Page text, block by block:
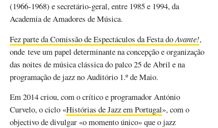
(1966-1968) e secretário-geral, entre 1985 e 1994, da
Academia de Amadores de Música.
Fez parte da Comissão de Espectáculos da Festa doAvante!,
onde teve um papel determinante na concepção e organização
das noites de música clássica do palco 25 de Abril e na
programação de jazz no Auditório 1.º de Maio.
Em 2014 criou, com o crítico e programador António
Curvelo, o ciclo «Histórias de Jazz em Portugal», com o
objectivo de divulgar «o momento único» que o jazz